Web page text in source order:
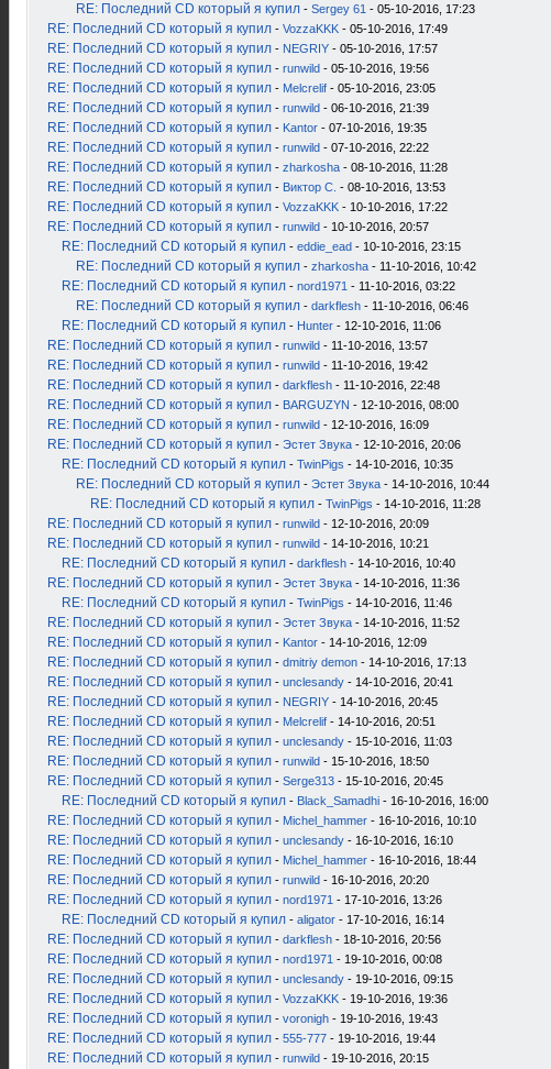
RE: Последний CD который я купил - Sergey 61 - 05-10-2016, 17:23
RE: Последний CD который я купил - VozzaKKK - 05-10-2016, 17:49
RE: Последний CD который я купил - NEGRIY - 05-10-2016, 17:57
RE: Последний CD который я купил - runwild - 05-10-2016, 19:56
RE: Последний CD который я купил - Melcrelif - 05-10-2016, 23:05
RE: Последний CD который я купил - runwild - 06-10-2016, 21:39
RE: Последний CD который я купил - Kantor - 07-10-2016, 19:35
RE: Последний CD который я купил - runwild - 07-10-2016, 22:22
RE: Последний CD который я купил - zharkosha - 08-10-2016, 11:28
RE: Последний CD который я купил - Виктор С. - 08-10-2016, 13:53
RE: Последний CD который я купил - VozzaKKK - 10-10-2016, 17:22
RE: Последний CD который я купил - runwild - 10-10-2016, 20:57
RE: Последний CD который я купил - eddie_ead - 10-10-2016, 23:15
RE: Последний CD который я купил - zharkosha - 11-10-2016, 10:42
RE: Последний CD который я купил - nord1971 - 11-10-2016, 03:22
RE: Последний CD который я купил - darkflesh - 11-10-2016, 06:46
RE: Последний CD который я купил - Hunter - 12-10-2016, 11:06
RE: Последний CD который я купил - runwild - 11-10-2016, 13:57
RE: Последний CD который я купил - runwild - 11-10-2016, 19:42
RE: Последний CD который я купил - darkflesh - 11-10-2016, 22:48
RE: Последний CD который я купил - BARGUZYN - 12-10-2016, 08:00
RE: Последний CD который я купил - runwild - 12-10-2016, 16:09
RE: Последний CD который я купил - Эстет Звука - 12-10-2016, 20:06
RE: Последний CD который я купил - TwinPigs - 14-10-2016, 10:35
RE: Последний CD который я купил - Эстет Звука - 14-10-2016, 10:44
RE: Последний CD который я купил - TwinPigs - 14-10-2016, 11:28
RE: Последний CD который я купил - runwild - 12-10-2016, 20:09
RE: Последний CD который я купил - runwild - 14-10-2016, 10:21
RE: Последний CD который я купил - darkflesh - 14-10-2016, 10:40
RE: Последний CD который я купил - Эстет Звука - 14-10-2016, 11:36
RE: Последний CD который я купил - TwinPigs - 14-10-2016, 11:46
RE: Последний CD который я купил - Эстет Звука - 14-10-2016, 11:52
RE: Последний CD который я купил - Kantor - 14-10-2016, 12:09
RE: Последний CD который я купил - dmitriy demon - 14-10-2016, 17:13
RE: Последний CD который я купил - unclesandy - 14-10-2016, 20:41
RE: Последний CD который я купил - NEGRIY - 14-10-2016, 20:45
RE: Последний CD который я купил - Melcrelif - 14-10-2016, 20:51
RE: Последний CD который я купил - unclesandy - 15-10-2016, 11:03
RE: Последний CD который я купил - runwild - 15-10-2016, 18:50
RE: Последний CD который я купил - Serge313 - 15-10-2016, 20:45
RE: Последний CD который я купил - Black_Samadhi - 16-10-2016, 16:00
RE: Последний CD который я купил - Michel_hammer - 16-10-2016, 10:10
RE: Последний CD который я купил - unclesandy - 16-10-2016, 16:10
RE: Последний CD который я купил - Michel_hammer - 16-10-2016, 18:44
RE: Последний CD который я купил - runwild - 16-10-2016, 20:20
RE: Последний CD который я купил - nord1971 - 17-10-2016, 13:26
RE: Последний CD который я купил - aligator - 17-10-2016, 16:14
RE: Последний CD который я купил - darkflesh - 18-10-2016, 20:56
RE: Последний CD который я купил - nord1971 - 19-10-2016, 00:08
RE: Последний CD который я купил - unclesandy - 19-10-2016, 09:15
RE: Последний CD который я купил - VozzaKKK - 19-10-2016, 19:36
RE: Последний CD который я купил - voronigh - 19-10-2016, 19:43
RE: Последний CD который я купил - 555-777 - 19-10-2016, 19:44
RE: Последний CD который я купил - runwild - 19-10-2016, 20:15